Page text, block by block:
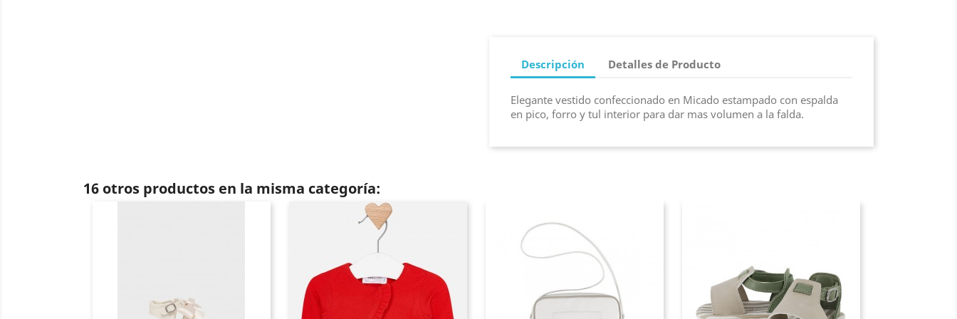
Descripción Detalles de Producto
Elegante vestido confeccionado en Micado estampado con espalda
en pico, forro y tul interior para dar mas volumen a la falda.
16 otros productos en la misma categoría: